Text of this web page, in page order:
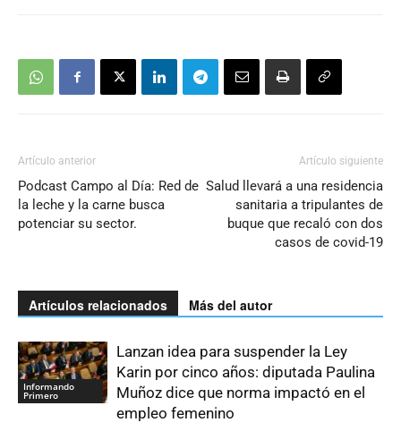
Artículo anterior
Podcast Campo al Día: Red de
la leche y la carne busca
potenciar su sector.
Artículo siguiente
Salud llevará a una residencia
sanitaria a tripulantes de
buque que recaló con dos
casos de covid-19
Artículos relacionados Más del autor
Informando
Primero
Lanzan idea para suspender la Ley
Karin por cinco años: diputada Paulina
Muñoz dice que norma impactó en el
empleo femenino